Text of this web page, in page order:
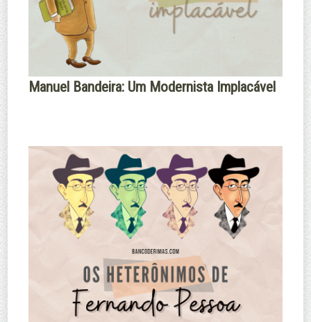
Manuel Bandeira: Um Modernista Implacável